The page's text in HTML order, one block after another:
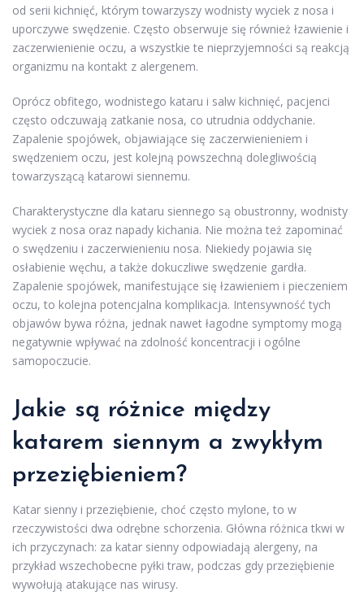
od serii kichnięć, którym towarzyszy wodnisty wyciek z nosa i
uporczywe swędzenie. Często obserwuje się również łzawienie i
zaczerwienienie oczu, a wszystkie te nieprzyjemności są reakcją
organizmu na kontakt z alergenem.
Oprócz obfitego, wodnistego kataru i salw kichnięć, pacjenci
często odczuwają zatkanie nosa, co utrudnia oddychanie.
Zapalenie spojówek, objawiające się zaczerwienieniem i
swędzeniem oczu, jest kolejną powszechną dolegliwością
towarzyszącą katarowi siennemu.
Charakterystyczne dla kataru siennego są obustronny, wodnisty
wyciek z nosa oraz napady kichania. Nie można też zapominać
o swędzeniu i zaczerwienieniu nosa. Niekiedy pojawia się
osłabienie węchu, a także dokuczliwe swędzenie gardła.
Zapalenie spojówek, manifestujące się łzawieniem i pieczeniem
oczu, to kolejna potencjalna komplikacja. Intensywność tych
objawów bywa różna, jednak nawet łagodne symptomy mogą
negatywnie wpływać na zdolność koncentracji i ogólne
samopoczucie.
Jakie są różnice między
katarem siennym a zwykłym
przeziębieniem?
Katar sienny i przeziębienie, choć często mylone, to w
rzeczywistości dwa odrębne schorzenia. Główna różnica tkwi w
ich przyczynach: za katar sienny odpowiadają alergeny, na
przykład wszechobecne pyłki traw, podczas gdy przeziębienie
wywołują atakujące nas wirusy.